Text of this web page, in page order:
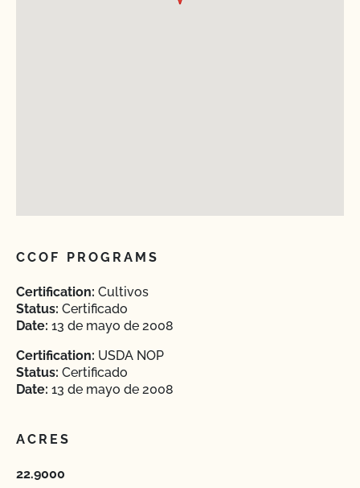
CCOF PROGRAMS
Certification: Cultivos
Status: Certificado
Date: 13 de mayo de 2008
Certification: USDA NOP
Status: Certificado
Date: 13 de mayo de 2008
ACRES
22.9000